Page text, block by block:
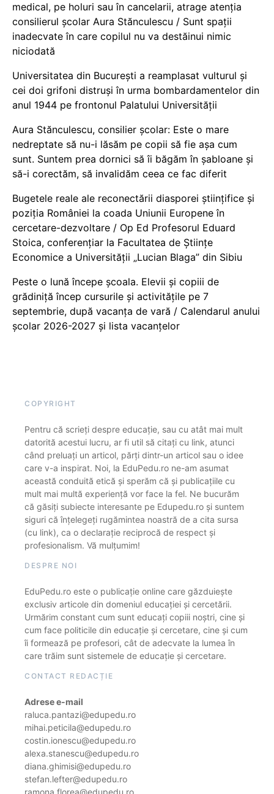
medical, pe holuri sau în cancelarii, atrage atenția
consilierul școlar Aura Stănculescu / Sunt spații
inadecvate în care copilul nu va destăinui nimic
niciodată
Universitatea din București a reamplasat vulturul și
cei doi grifoni distruși în urma bombardamentelor din
anul 1944 pe frontonul Palatului Universității
Aura Stănculescu, consilier școlar: Este o mare
nedreptate să nu-i lăsăm pe copii să fie așa cum
sunt. Suntem prea dornici să îi băgăm în șabloane și
să-i corectăm, să invalidăm ceea ce fac diferit
Bugetele reale ale reconectării diasporei științifice și
poziția României la coada Uniunii Europene în
cercetare-dezvoltare / Op Ed Profesorul Eduard
Stoica, conferențiar la Facultatea de Științe
Economice a Universității „Lucian Blaga” din Sibiu
Peste o lună începe școala. Elevii și copiii de
grădiniță încep cursurile și activitățile pe 7
septembrie, după vacanța de vară / Calendarul anului
școlar 2026-2027 și lista vacanțelor
COPYRIGHT
Pentru că scrieți despre educație, sau cu atât mai mult
datorită acestui lucru, ar fi util să citați cu link, atunci
când preluați un articol, părți dintr-un articol sau o idee
care v-a inspirat. Noi, la EduPedu.ro ne-am asumat
această conduită etică și sperăm că și publicațiile cu
mult mai multă experiență vor face la fel. Ne bucurăm
că găsiți subiecte interesante pe Edupedu.ro și suntem
siguri că înțelegeți rugămintea noastră de a cita sursa
(cu link), ca o declarație reciprocă de respect și
profesionalism. Vă mulțumim!
DESPRE NOI
EduPedu.ro este o publicație online care găzduiește
exclusiv articole din domeniul educației și cercetării.
Urmărim constant cum sunt educați copiii noștri, cine și
cum face politicile din educație și cercetare, cine și cum
îi formează pe profesori, cât de adecvate la lumea în
care trăim sunt sistemele de educație și cercetare.
CONTACT REDACȚIE
Adrese e-mail
raluca.pantazi@edupedu.ro
mihai.peticila@edupedu.ro
costin.ionescu@edupedu.ro
alexa.stanescu@edupedu.ro
diana.ghimisi@edupedu.ro
stefan.lefter@edupedu.ro